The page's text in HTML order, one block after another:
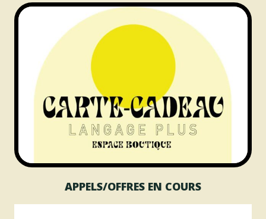
APPELS/OFFRES EN COURS